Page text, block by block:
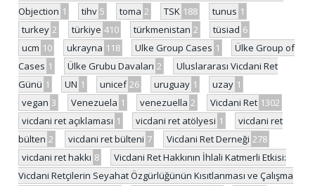
Objection 1 tihv 5 toma 2 TSK 188 tunus 1
turkey 2 türkiye 410 türkmenistan 2 tüsiad 6
ucm 10 ukrayna 118 Ulke Group Cases 1
Ülke Group of
Cases 1 Ülke Grubu Davaları 2
Uluslararası Vicdani Ret
Günü 1 UN 1 unicef 26 uruguay 1 uzay 1
vegan 3 Venezuela 1 venezuella 2 Vicdani Ret 1302
vicdani ret açıklaması 1 vicdani ret atölyesi 1
vicdani ret
bülten 2 vicdani ret bülteni 7 Vicdani Ret Derneği 278
vicdani ret hakkı 8
Vicdani Ret Hakkının İhlali Katmerli Etkisi:
Vicdani Retçilerin Seyahat Özgürlüğünün Kısıtlanması ve Çalışma